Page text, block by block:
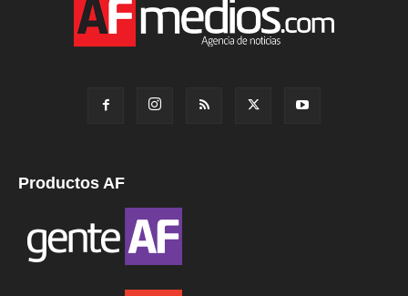
Productos AF